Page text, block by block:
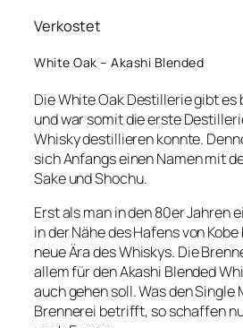
Verkostet
White Oak – Akashi Blended
Die White Oak Destillerie gibt es
und war somit die erste
Whisky destillieren konnte.
sich Anfangs einen Namen mit
Sake und Shochu.
Erst als man in den 80er Jahren
in der Nähe des Hafens von
neue Ära des Whiskys. Die
allem für den Akashi Blended
auch gehen soll. Was den Single
Brennerei betrifft, so schaffen